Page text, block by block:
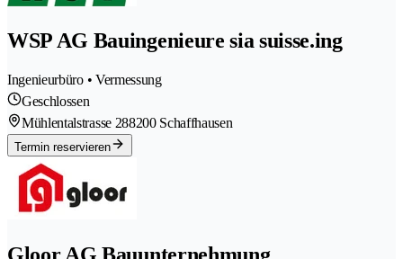
WSP AG Bauingenieure sia suisse.ing
Ingenieurbüro • Vermessung
Geschlossen
Mühlentalstrasse 288200 Schaffhausen
Termin reservieren